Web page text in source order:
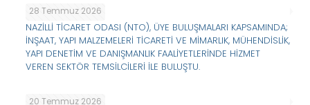
28 Temmuz 2026
NAZİLLİ TİCARET ODASI (NTO), ÜYE BULUŞMALARI KAPSAMINDA;
İNŞAAT, YAPI MALZEMELERİ TİCARETİ VE MİMARLIK, MÜHENDİSLİK,
YAPI DENETİM VE DANIŞMANLIK FAALİYETLERİNDE HİZMET
VEREN SEKTÖR TEMSİLCİLERİ İLE BULUŞTU.
20 Temmuz 2026